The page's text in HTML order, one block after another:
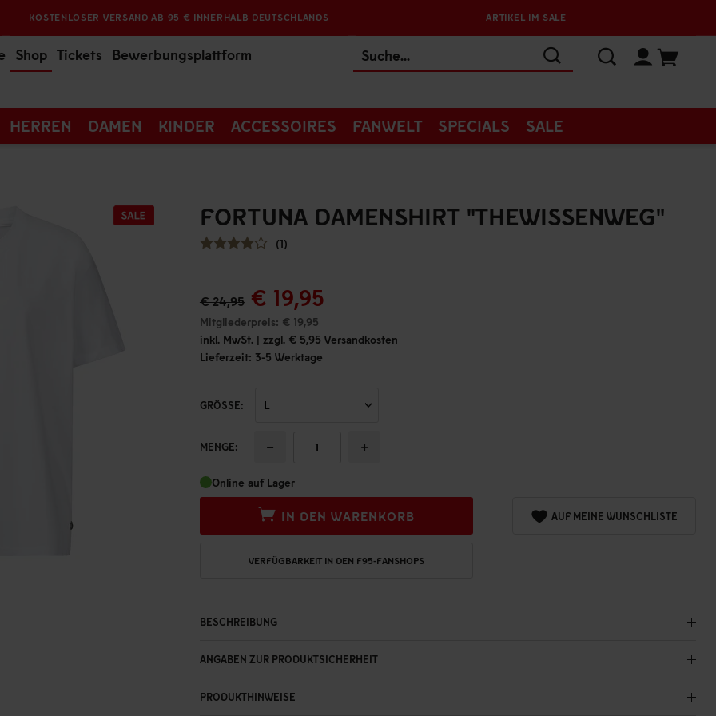
KOSTENLOSER VERSAND AB 95 € INNERHALB DEUTSCHLANDS ARTIKEL IM SALE
Shop Tickets Bewerbungsplattform
HERREN DAMEN KINDER ACCESSOIRES FANWELT SPECIALS SALE
FORTUNA DAMENSHIRT "THEWISSENWEG"
(1)
€ 24,95 € 19,95
Mitgliederpreis: € 19,95
inkl. MwSt. | zzgl. € 5,95 Versandkosten
Lieferzeit: 3-5 Werktage
GRÖSSE:
MENGE: − +
Online auf Lager
IN DEN WARENKORB AUF MEINE WUNSCHLISTE
VERFÜGBARKEIT IN DEN F95-FANSHOPS
BESCHREIBUNG
ANGABEN ZUR PRODUKTSICHERHEIT
PRODUKTHINWEISE